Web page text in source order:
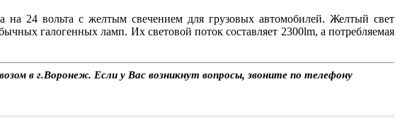
на 24 вольта с желтым свечением для грузовых автомобилей. Желтый свет
галогенных ламп. Их световой поток составляет 2300lm, а потребляемая
в г.Воронеж. Если у Вас возникнут вопросы, звоните по телефону